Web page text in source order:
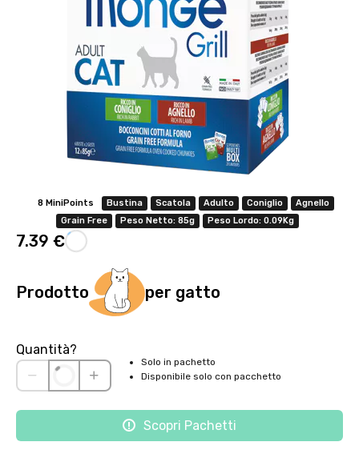
8 MiniPoints Bustina Scatola Adulto Coniglio
Agnello
Grain Free
Peso Netto: 85g Peso Lordo: 0.09Kg
7.39 €
Prodotto per gatto
Quantità?
Solo in pachetto
Disponibile solo con pacchetto
Scopri Pachetti